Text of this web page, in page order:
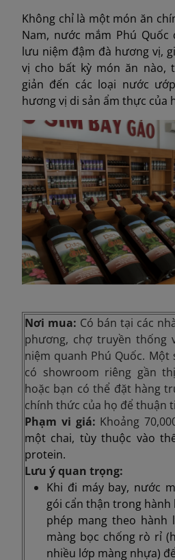
Không chỉ là một món ăn
Nam, nước mắm Phú
lưu niệm đậm đà hương vị,
vị cho bất kỳ món ăn nào,
giản đến các loại nước
hương vị di sản ẩm thực của
Nơi mua: Có bán tại các
phương, chợ truyền thống
niệm quanh Phú Quốc.
có showroom riêng gần
hoặc bạn có thể đặt hàng
chính thức của họ để thuận
Phạm vi giá: Khoảng
một chai, tùy thuộc vào
protein.
Lưu ý quan trọng:
Khi đi máy bay, nước
gói cẩn thận trong hành
phép mang theo hành
màng bọc chống rò rỉ
nhiều lớp màng nhựa)